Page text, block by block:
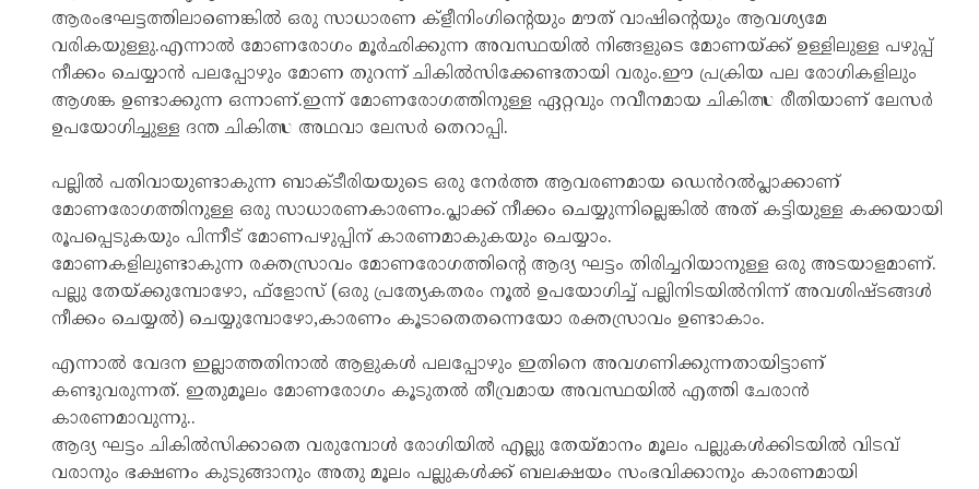
ആരംഭ​ഘ​ട്ട​ത്തി​ലാ​ണെ​ങ്കിൽ ഒരു സാധാരണ ക്‌ളീനിംഗിന്റെയും മൗത് വാഷിന്റെയും ആവശ്യമേ
വരികയുള്ളു.എന്നാൽ മോണരോഗം മൂർഛിക്കുന്ന അവസ്ഥയിൽ നിങ്ങളു​ടെ മോണയ്‌ക്ക് ഉള്ളിലുള്ള പഴുപ്പ്
നീക്കം ചെയ്യാൻ പലപ്പോഴും മോണ തുറന്ന് ചികിൽസിക്കേണ്ടതായി വരും.ഈ പ്രക്രിയ പല രോഗികളിലും
ആശങ്ക ഉണ്ടാക്കുന്ന ഒന്നാണ്.ഇന്ന് മോണരോഗത്തിനുള്ള ഏറ്റവും നവീനമായ ചികിത്സ രീതിയാണ് ലേസർ
ഉപയോഗിച്ചുള്ള ദന്ത ചികിത്സ അഥവാ ലേസർ തെറാപ്പി.
പല്ലിൽ പതിവാ​യു​ണ്ടാ​കുന്ന ബാക്‌ടീ​രി​യ​യു​ടെ ഒരു നേർത്ത ആവരണ​മായ ഡെൻറൽപ്ലാ​ക്കാണ്‌
മോണരോഗത്തിനുള്ള ഒരു സാധാ​ര​ണ​കാ​രണം.പ്ലാക്ക് നീക്കം ചെയ്യു​ന്നി​ല്ലെ​ങ്കിൽ അത്‌ കട്ടിയുള്ള കക്കയായി
രൂപപ്പെടുകയും പിന്നീട് മോണപഴുപ്പിന് കാരണമാകുകയും ചെയ്യാം.
മോണ​ക​ളി​ലു​ണ്ടാ​കുന്ന രക്തസ്രാ​വം മോണരോഗത്തിന്റെ ആദ്യ ഘട്ടം തിരി​ച്ച​റി​യാ​നുള്ള ഒരു അടയാ​ള​മാ​ണ്.
പല്ലു തേയ്‌ക്കു​മ്പോ​ഴോ, ഫ്‌ളോസ്‌ (ഒരു പ്രത്യേ​ക​തരം നൂൽ ഉപയോ​ഗിച്ച് പല്ലിനി​ട​യിൽനിന്ന് അവശി​ഷ്ടങ്ങൾ
നീക്കം ചെയ്യൽ) ചെയ്യു​മ്പോ​ഴോ,കാരണം കൂടാ​തെ​ത​ന്നെ​യോ രക്തസ്രാവം ഉണ്ടാകാം.
എന്നാൽ വേദന ഇല്ലാത്തതിനാൽ ആളുകൾ പലപ്പോഴും ഇതിനെ അവഗണിക്കുന്നതായിട്ടാണ്
കണ്ടുവരുന്നത്. ഇതുമൂലം മോണരോഗം കൂടുതൽ തീവ്രമായ അവസ്ഥയിൽ എത്തി ചേരാൻ
കാരണമാവുന്നു..
ആദ്യ ഘട്ടം ചികിൽസിക്കാതെ വരുമ്പോൾ രോഗിയിൽ എല്ലു തേയ്മാനം മൂലം പല്ലുകൾക്കിടയിൽ വിടവ്
വരാനും ഭക്ഷണം കുടുങ്ങാനും അതു മൂലം പല്ലുകൾക്ക് ബലക്ഷയം സംഭവിക്കാനും കാരണമായി